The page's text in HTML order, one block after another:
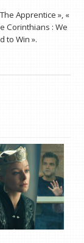
Apprentice », «
Corinthians : We
to Win ».